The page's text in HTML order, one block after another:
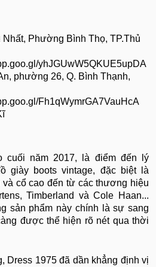
Phường Bình Thọ, TP.Thủ
yhJGUwW5QKUE5upDA
phường 26, Q. Bình Thạnh,
Fh1qWymrGA7VauHcA
cuối năm 2017, là điểm đến lý
giày boots vintage, đặc biệt là
cổ cao đến từ các thương hiệu
Timberland và Cole Haan...
sản phẩm này chính là sự sang
được thể hiện rõ nét qua thời
Dress 1975 đã dần khẳng định vị